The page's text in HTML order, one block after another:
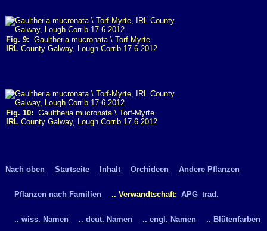
Fig. 9: Gaultheria mucronata \ Torf-Myrte
IRL County Galway, Lough Corrib 17.6.2012
Fig. 10: Gaultheria mucronata \ Torf-Myrte
IRL County Galway, Lough Corrib 17.6.2012
Nach oben Startseite Inhalt Orchideen Andere Pflanzen
Pflanzen nach Familien .. Verwandtschaft: APG trad.
.. wiss. Namen .. deut. Namen .. engl. Namen .. Blütenfarben